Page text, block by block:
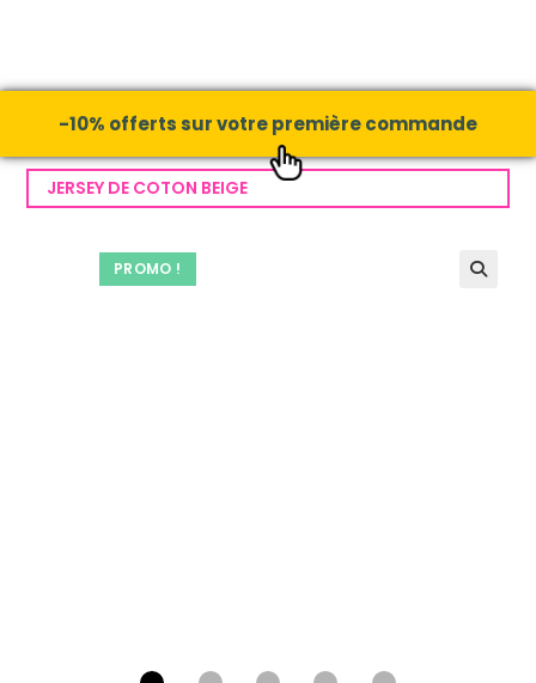
-10% offerts sur votre première commande
PROMO !
JERSEY DE COTON BEIGE